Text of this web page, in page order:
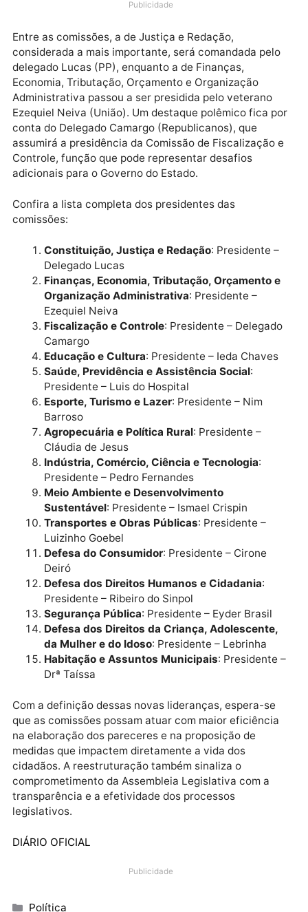
a nova organização interna da Casa e promete
meses.
Entre as comissões, a de Justiça e Redação,
considerada a mais importante, será comandada
delegado Lucas (PP), enquanto a de Finanças,
Economia, Tributação, Orçamento e Organização
Administrativa passou a ser presidida pelo veterano
conta do Delegado Camargo (Republicanos), que
assumirá a presidência da Comissão de Fiscalização
Controle, função que pode representar desafios
adicionais para o Governo do Estado.
Confira a lista completa dos presidentes das
comissões:
Constituição, Justiça e Redação
Delegado Lucas
Finanças, Economia, Tributação, Orçamento
Organização Administrativa: Presidente –
Ezequiel Neiva
Fiscalização e Controle: Presidente –
Camargo
Educação e Cultura: Presidente – Ieda
Saúde, Previdência e Assistência Social
Presidente – Luis do Hospital
Esporte, Turismo e Lazer: Presidente – Nim
Barroso
Agropecuária e Política Rural: Presidente –
Cláudia de Jesus
Indústria, Comércio, Ciência e Tecnologia
Presidente – Pedro Fernandes
Meio Ambiente e Desenvolvimento
Sustentável: Presidente – Ismael Crispin
Transportes e Obras Públicas
: Presidente –
Luizinho Goebel
Deiró
Defesa dos Direitos Humanos e Cidadania
Presidente – Ribeiro do Sinpol
Segurança Pública: Presidente – Eyder Brasil
Defesa dos Direitos da Criança, Adolescente,
da Mulher e do Idoso: Presidente – Lebrinha
Habitação e Assuntos Municipais
Drª Taíssa
que as comissões possam atuar com maior
medidas que impactem diretamente a vida dos